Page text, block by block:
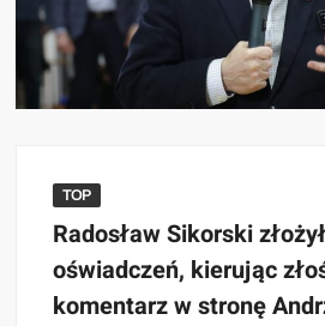
TOP
Radosław Sikorski
oświadczeń, kierując
komentarz w stronę